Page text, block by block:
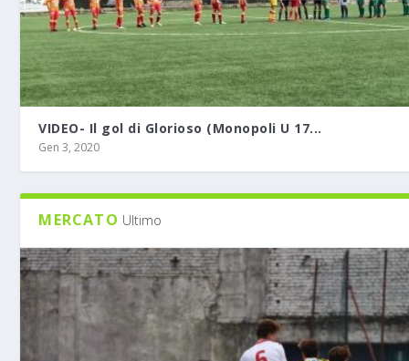
VIDEO- Il gol di Glorioso (Monopoli U 17...
Gen 3, 2020
MERCATO Ultimo